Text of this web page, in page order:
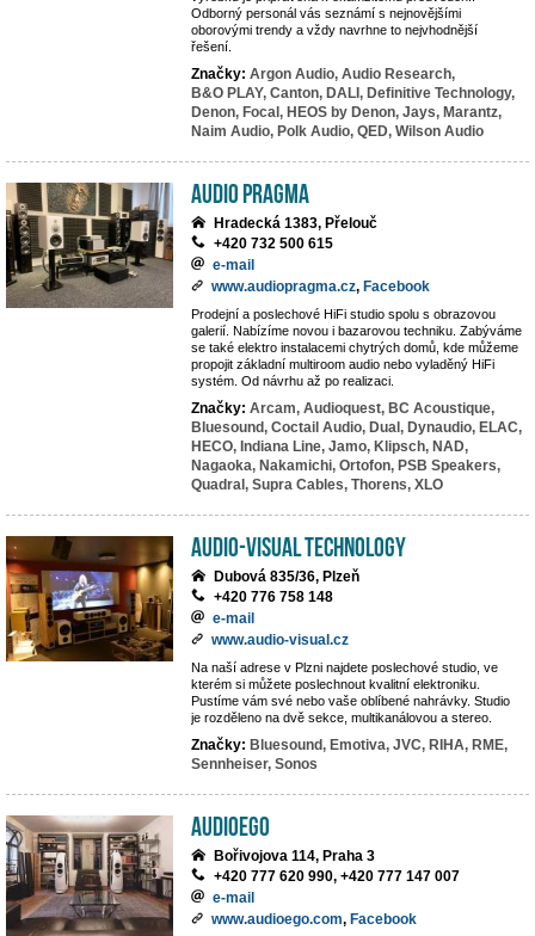
Odborný personál vás seznámí s nejnovějšími
oborovými trendy a vždy navrhne to nejvhodnější
řešení.
Značky: Argon Audio, Audio Research,
B&O PLAY, Canton, DALI, Definitive Technology,
Denon, Focal, HEOS by Denon, Jays, Marantz,
Naim Audio, Polk Audio, QED, Wilson Audio
Audio Pragma
Hradecká 1383, Přelouč
+420 732 500 615
e-mail
www.audiopragma.cz, Facebook
Prodejní a poslechové HiFi studio spolu s obrazovou
galerií. Nabízíme novou i bazarovou techniku. Zabýváme
se také elektro instalacemi chytrých domů, kde můžeme
propojit základní multiroom audio nebo vyladěný HiFi
systém. Od návrhu až po realizaci.
Značky: Arcam, Audioquest, BC Acoustique,
Bluesound, Coctail Audio, Dual, Dynaudio, ELAC,
HECO, Indiana Line, Jamo, Klipsch, NAD,
Nagaoka, Nakamichi, Ortofon, PSB Speakers,
Quadral, Supra Cables, Thorens, XLO
AUDIO-VISUAL TECHNOLOGY
Dubová 835/36, Plzeň
+420 776 758 148
e-mail
www.audio-visual.cz
Na naší adrese v Plzni najdete poslechové studio, ve
kterém si můžete poslechnout kvalitní elektroniku.
Pustíme vám své nebo vaše oblíbené nahrávky. Studio
je rozděleno na dvě sekce, multikanálovou a stereo.
Značky: Bluesound, Emotiva, JVC, RIHA, RME,
Sennheiser, Sonos
AUDIOEGO
Bořivojova 114, Praha 3
+420 777 620 990, +420 777 147 007
e-mail
www.audioego.com, Facebook